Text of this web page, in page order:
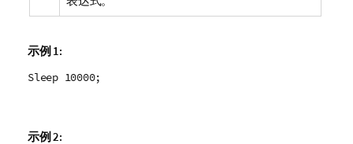
示例 1:
Sleep 10000;
示例 2: